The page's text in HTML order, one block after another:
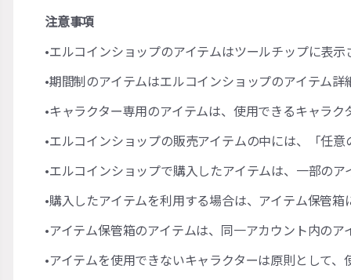
注意事項
•エルコインショップのアイテムはツールチップに表
•期間制のアイテムはエルコインショップのアイテム
•キャラクター専用のアイテムは、使用できるキャラ
•エルコインショップの販売アイテムの中には、「任
•エルコインショップで購入したアイテムは、一部の
•購入したアイテムを利用する場合は、アイテム保管
•アイテム保管箱のアイテムは、同一アカウント内の
•アイテムを使用できないキャラクターは原則として